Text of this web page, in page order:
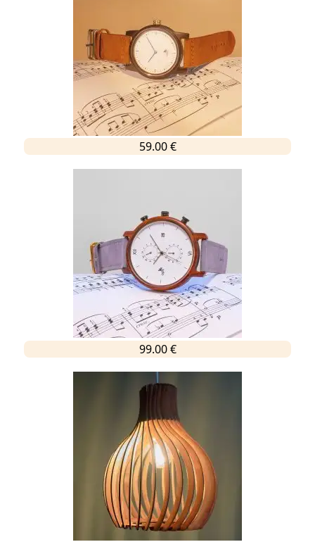
59.00 €
99.00 €